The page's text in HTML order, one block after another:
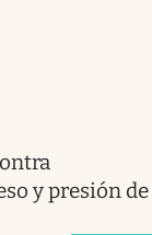
y presión de